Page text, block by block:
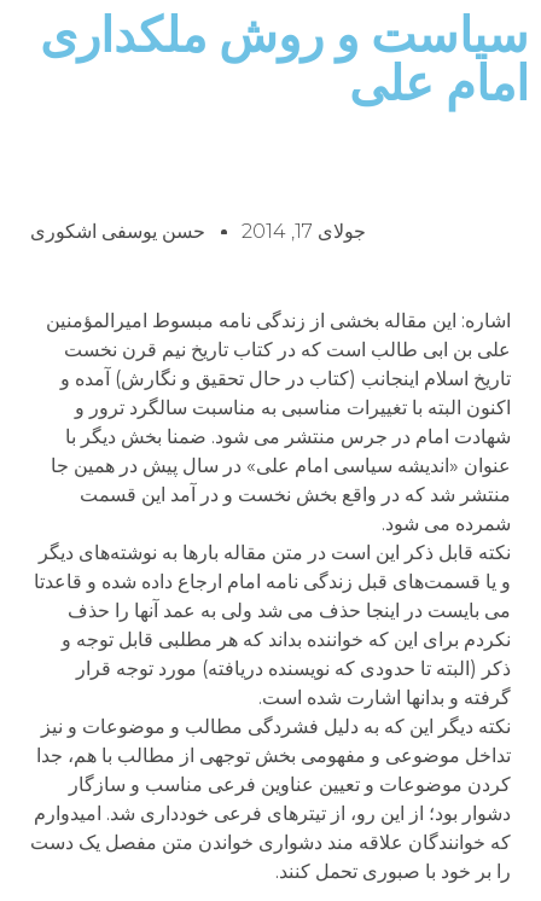
سیاست و روش ملکداری
امام علی
جولای 17, 2014 حسن یوسفی اشکوری
اشاره: این مقاله بخشی از زندگی نامه مبسوط امیرالمؤمنین
علی بن ابی طالب است که در کتاب تاریخ نیم قرن نخست
تاریخ اسلام اینجانب (کتاب در حال تحقیق و نگارش) آمده و
اکنون البته با تغییرات مناسبی به مناسبت سالگرد ترور و
شهادت امام در جرس منتشر می شود. ضمنا بخش دیگر با
عنوان «اندیشه سیاسی امام علی» در سال پیش در همین جا
منتشر شد که در واقع بخش نخست و در آمد این قسمت
شمرده می شود.
نکته قابل ذکر این است در متن مقاله بارها به نوشته‌های دیگر
و یا قسمت‌های قبل زندگی نامه امام ارجاع داده شده و قاعدتا
می بایست در اینجا حذف می شد ولی به عمد آنها را حذف
نکردم برای این که خواننده بداند که هر مطلبی قابل توجه و
ذکر (البته تا حدودی که نویسنده دریافته) مورد توجه قرار
گرفته و بدانها اشارت شده است.
نکته دیگر این که به دلیل فشردگی مطالب و موضوعات و نیز
تداخل موضوعی و مفهومی بخش توجهی از مطالب با هم، جدا
کردن موضوعات و تعیین عناوین فرعی مناسب و سازگار
دشوار بود؛ از این رو، از تیترهای فرعی خودداری شد. امیدوارم
که خوانندگان علاقه مند دشواری خواندن متن مفصل یک دست
را بر خود با صبوری تحمل کنند.